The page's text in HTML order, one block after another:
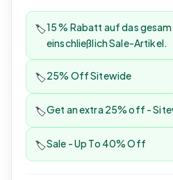
🏷️15 % Rabatt auf das
einschließlich Sale-Artikel.
🏷️25% Off Sitewide
🏷️Get an extra 25% off -
🏷️Sale - Up To 40% Off